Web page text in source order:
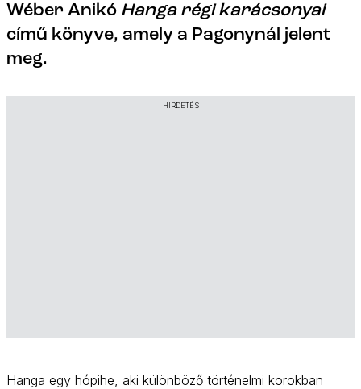
Wéber Anikó Hanga régi karácsonyai
című könyve, amely a Pagonynál jelent
meg.
HIRDETÉS
Hanga egy hópihe, aki különböző történelmi korokban